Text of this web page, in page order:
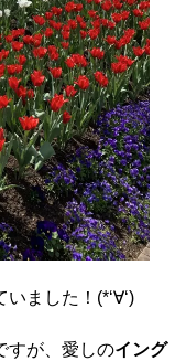
ました！(*‘∀‘)
すが、愛しのイング